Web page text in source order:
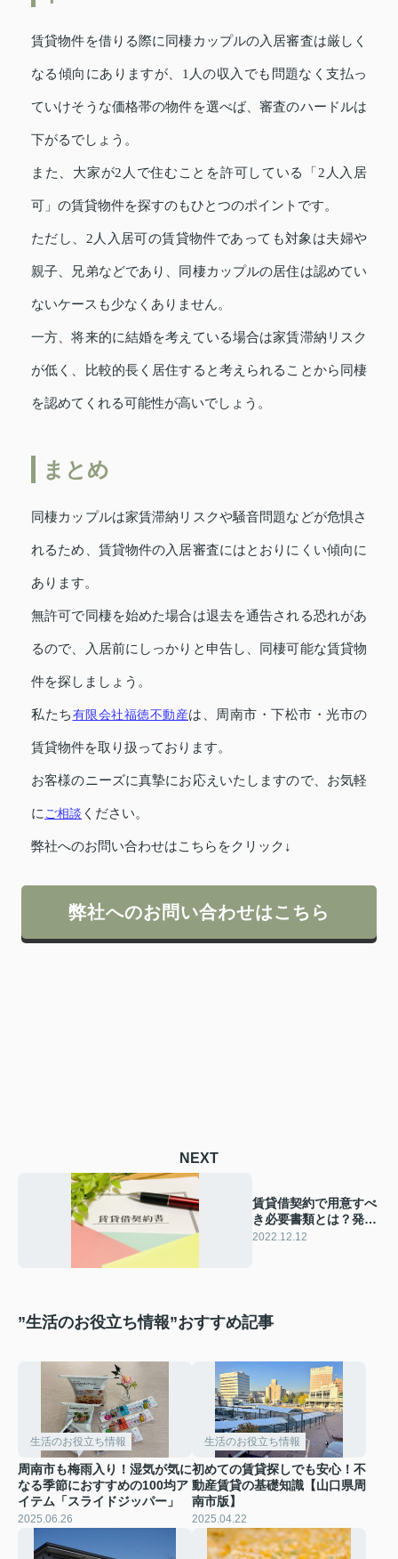
賃貸物件を借りる際に同棲カップルの入居審査は厳しく
なる傾向にありますが、1人の収入でも問題なく支払っ
ていけそうな価格帯の物件を選べば、審査のハードルは
下がるでしょう。
また、大家が2人で住むことを許可している「2人入居
可」の賃貸物件を探すのもひとつのポイントです。
ただし、2人入居可の賃貸物件であっても対象は夫婦や
親子、兄弟などであり、同棲カップルの居住は認めてい
ないケースも少なくありません。
一方、将来的に結婚を考えている場合は家賃滞納リスク
が低く、比較的長く居住すると考えられることから同棲
を認めてくれる可能性が高いでしょう。
まとめ
同棲カップルは家賃滞納リスクや騒音問題などが危惧さ
れるため、賃貸物件の入居審査にはとおりにくい傾向に
あります。
無許可で同棲を始めた場合は退去を通告される恐れがあ
るので、入居前にしっかりと申告し、同棲可能な賃貸物
件を探しましょう。
私たち有限会社福徳不動産は、周南市・下松市・光市の
賃貸物件を取り扱っております。
お客様のニーズに真摯にお応えいたしますので、お気軽
に ご相談 ください。
弊社へのお問い合わせはこちらをクリック↓
弊社へのお問い合わせはこちら
NEXT
賃貸借契約で用意すべ
き必要書類とは？発行
手順も解説
2022.12.12
”生活のお役立ち情報”おすすめ記事
生活のお役立ち情報
周南市も梅雨入り！湿気が気に
なる季節におすすめの100均ア
イテム「スライドジッパー」
2025.06.26
生活のお役立ち情報
初めての賃貸探しでも安心！不
動産賃貸の基礎知識【山口県周
南市版】
2025.04.22